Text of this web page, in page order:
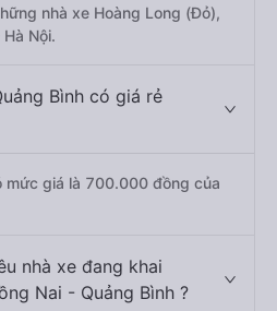
nhà xe Hoàng Long (Đỏ),
Nội.
Bình có giá rẻ
mức giá là 700.000 đồng của
nhà xe đang khai
Nai - Quảng Bình ?